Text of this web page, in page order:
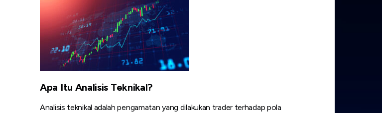
Apa Itu Analisis Teknikal?
Analisis teknikal adalah pengamatan yang dilakukan trader terhadap pola